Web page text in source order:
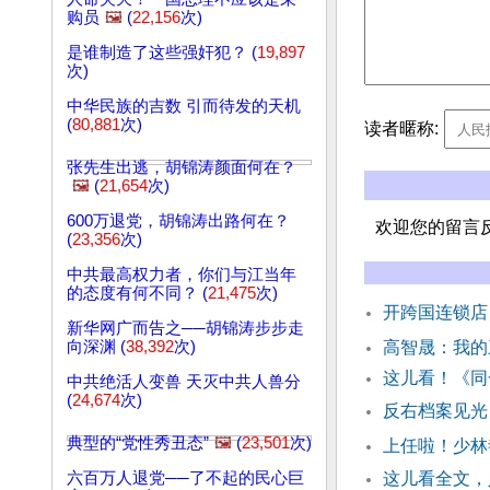
购员 🖼️ (22,156次)
是谁制造了这些强奸犯？ (19,897
次)
中华民族的吉数 引而待发的天机
(80,881次)
张先生出逃，胡锦涛颜面何在？
🖼️ (21,654次)
600万退党，胡锦涛出路何在？
(23,356次)
中共最高权力者，你们与江当年
的态度有何不同？ (21,475次)
新华网广而告之──胡锦涛步步走
向深渊 (38,392次)
中共绝活人变兽 天灭中共人兽分
(24,674次)
典型的“党性秀丑态” 🖼️(23,501次)
六百万人退党──了不起的民心巨
读者暱称:
欢迎您的留言
开跨国连锁
高智晟：我
这儿看！《
反右档案见
上任啦！少
这儿看全文